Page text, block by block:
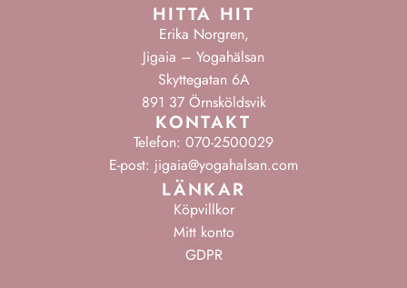
HITTA HIT
Erika Norgren,
Jigaia – Yogahälsan
Skyttegatan 6A
891 37 Örnsköldsvik
KONTAKT
Telefon: 070-2500029
E-post: jigaia@yogahalsan.com
LÄNKAR
Köpvillkor
Mitt konto
GDPR